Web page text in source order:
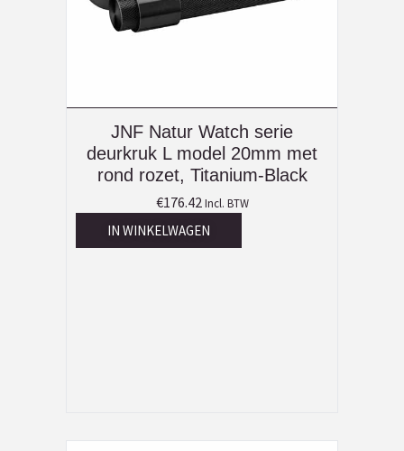
JNF Natur Watch serie
deurkruk L model 20mm met
rond rozet, Titanium-Black
€176.42 Incl. BTW
IN WINKELWAGEN